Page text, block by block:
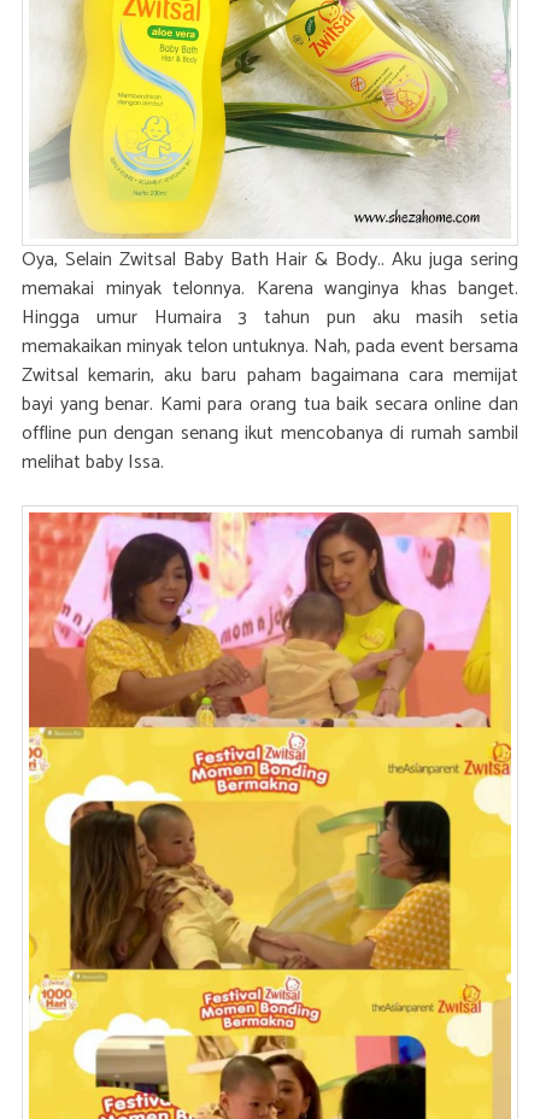
Oya, Selain Zwitsal Baby Bath Hair & Body.. Aku juga sering
memakai minyak telonnya. Karena wanginya khas banget.
Hingga umur Humaira 3 tahun pun aku masih setia
memakaikan minyak telon untuknya. Nah, pada event bersama
Zwitsal kemarin, aku baru paham bagaimana cara memijat
bayi yang benar. Kami para orang tua baik secara online dan
offline pun dengan senang ikut mencobanya di rumah sambil
melihat baby Issa.